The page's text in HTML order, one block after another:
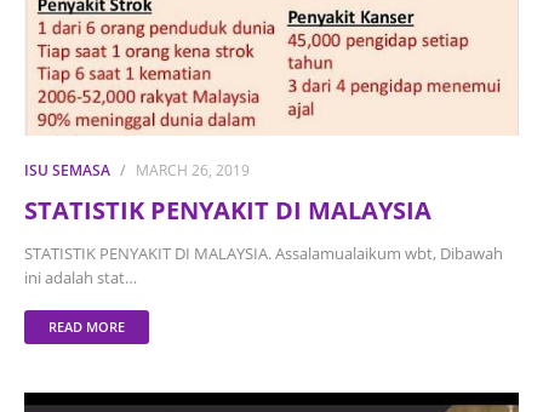
ISU SEMASA MARCH 26, 2019
STATISTIK PENYAKIT DI MALAYSIA
STATISTIK PENYAKIT DI MALAYSIA. Assalamualaikum wbt, Dibawah
ini adalah stat…
READ MORE